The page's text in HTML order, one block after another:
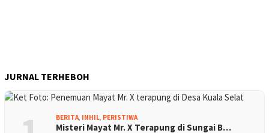
JURNAL TERHEBOH
BERITA, INHIL, PERISTIWA
Misteri Mayat Mr. X Terapung di Sungai B…